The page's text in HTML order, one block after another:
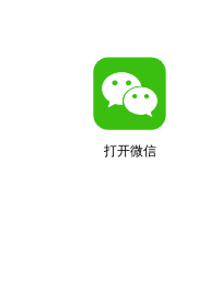
打开微信